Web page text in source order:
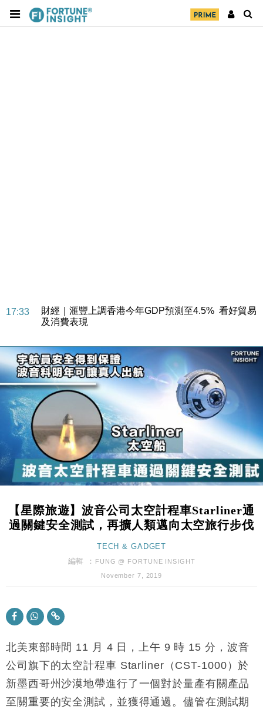
17:33
財經｜滙豐上調香港今年GDP預測至4.5% 看好貿易
及消費表現
損失近6900萬元
16:05
財經｜日經失守6.5萬點後回穩 全周仍升近2%
15:47
財經｜恒隆10月換帥 玩具「反」斗城亞洲CEO蔡德
15:11
財經｜韓股反覆波動收跌 連挫7周創逾3年最長跌勢
13:44
財經｜內地7月美元計價出口增近24%勝預期 貿易順
差達1125億美元
12:44
財經｜日本春季三度入市撐日圓 4月單日斥6.28萬億
11:12
國際｜特朗普料美伊戰事快結束 承認部分彈藥庫存緊
張
財經｜SA售股自救後再出手 斥4億美元押注未上市公
財經｜華僑銀行上半年淨利創新高 中期息增15%至
47仙
17:33
及消費表現
損失近6900萬元
16:05
財經｜日經失守6.5萬點後回穩 全周仍升近2%
粦接任
【星際旅遊】波音公司太空計程車Starliner通
過關鍵安全測試，再擴人類邁向太空旅行步伐
TECH & GADGET
編輯 ：
FUNG @ FORTUNE INSIGHT
November 7, 2019
北美東部時間 11 月 4 日，上午 9 時 15 分，波音
公司旗下的太空計程車 Starliner（CST-1000）於
新墨西哥州沙漠地帶進行了一個對於量產有關產品
至關重要的安全測試，並獲得通過。儘管在測試期